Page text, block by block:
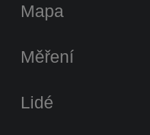
Mapa
Měření
Lidé